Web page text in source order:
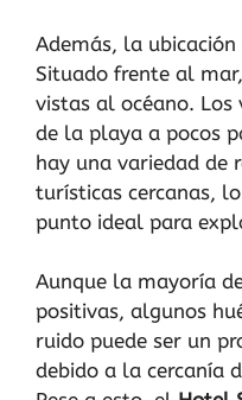
Además, la
Situado frente al
vistas al océano.
de la playa a pocos
hay una variedad de
turísticas cercanas,
punto ideal para
Aunque la mayoría
positivas, algunos
ruido puede ser un
debido a la cercanía